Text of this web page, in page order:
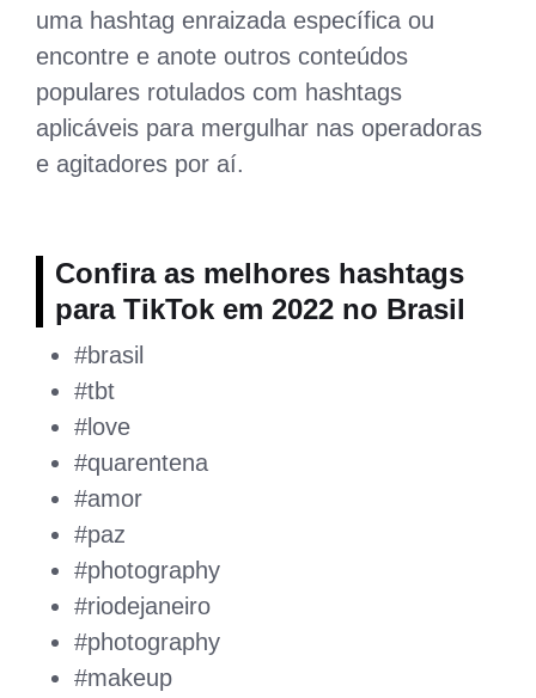
uma hashtag enraizada específica ou
encontre e anote outros conteúdos
populares rotulados com hashtags
aplicáveis ​​para mergulhar nas operadoras
e agitadores por aí.
Confira as melhores hashtags
para TikTok em 2022 no Brasil
#brasil
#tbt
#love
#quarentena
#amor
#paz
#photography
#riodejaneiro
#photography
#makeup